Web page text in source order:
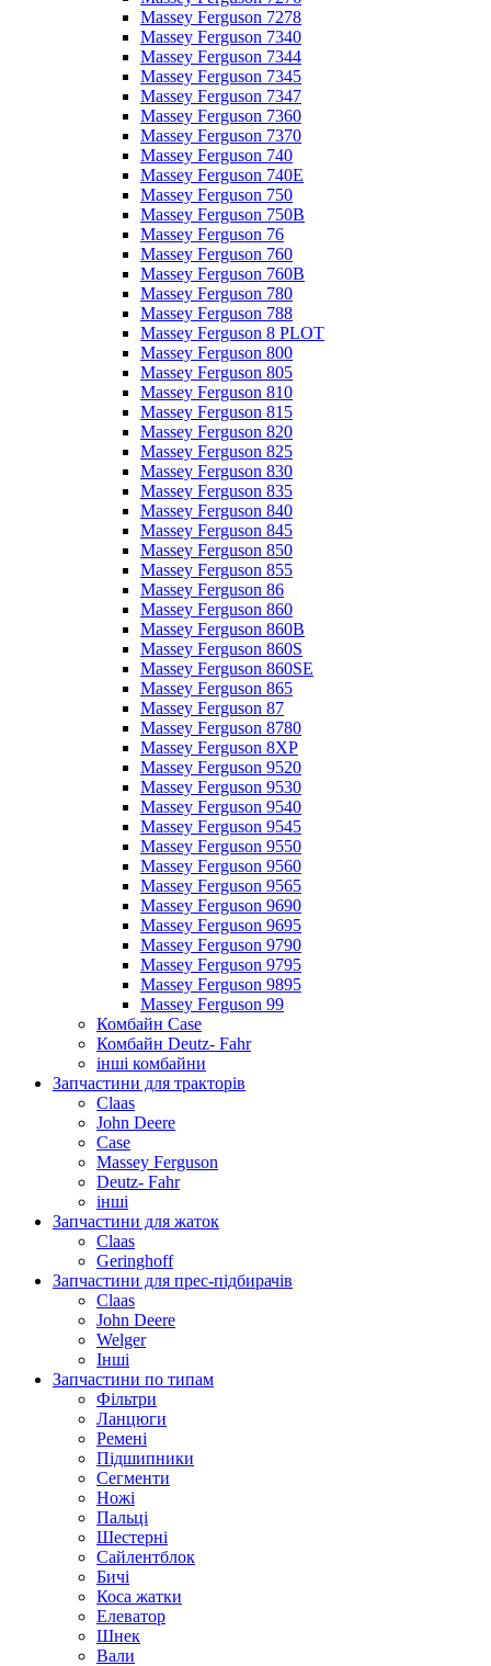
Massey Ferguson 7278
Massey Ferguson 7340
Massey Ferguson 7344
Massey Ferguson 7345
Massey Ferguson 7347
Massey Ferguson 7360
Massey Ferguson 7370
Massey Ferguson 740
Massey Ferguson 740E
Massey Ferguson 750
Massey Ferguson 750B
Massey Ferguson 76
Massey Ferguson 760
Massey Ferguson 760B
Massey Ferguson 780
Massey Ferguson 788
Massey Ferguson 8 PLOT
Massey Ferguson 800
Massey Ferguson 805
Massey Ferguson 810
Massey Ferguson 815
Massey Ferguson 820
Massey Ferguson 825
Massey Ferguson 830
Massey Ferguson 835
Massey Ferguson 840
Massey Ferguson 845
Massey Ferguson 850
Massey Ferguson 855
Massey Ferguson 86
Massey Ferguson 860
Massey Ferguson 860B
Massey Ferguson 860S
Massey Ferguson 860SE
Massey Ferguson 865
Massey Ferguson 87
Massey Ferguson 8780
Massey Ferguson 8XP
Massey Ferguson 9520
Massey Ferguson 9530
Massey Ferguson 9540
Massey Ferguson 9545
Massey Ferguson 9550
Massey Ferguson 9560
Massey Ferguson 9565
Massey Ferguson 9690
Massey Ferguson 9695
Massey Ferguson 9790
Massey Ferguson 9795
Massey Ferguson 9895
Massey Ferguson 99
Комбайн Case
Комбайн Deutz- Fahr
інші комбайни
Запчастини для тракторів
Claas
John Deere
Case
Massey Ferguson
Deutz- Fahr
інші
Запчастини для жаток
Claas
Geringhoff
Запчастини для прес-підбирачів
Claas
John Deere
Welger
Інші
Запчастини по типам
Фільтри
Ланцюги
Ремені
Підшипники
Сегменти
Ножі
Пальці
Шестерні
Сайлентблок
Бичі
Коса жатки
Елеватор
Шнек
Вали